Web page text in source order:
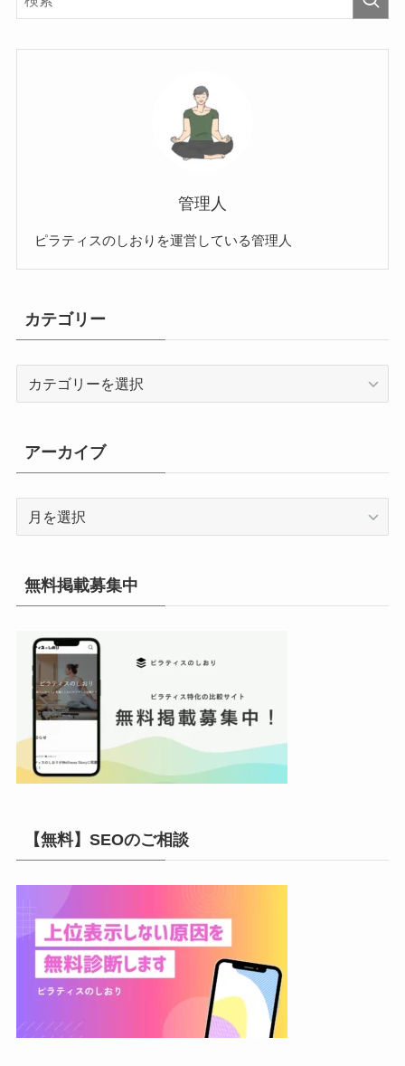
管理人
ピラティスのしおりを運営している管理人
カテゴリー
リ
ー
アーカイブ
イ
ブ
無料掲載募集中
【無料】SEOのご相談